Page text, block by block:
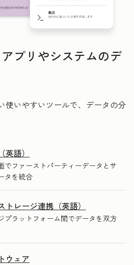
プリやシステムのデ
使いやすいツールで、データの分
語）
でファーストパーティーデータとサ
タを統合
トレージ連携（英語）
プラットフォーム間でデータを双方
ウェア